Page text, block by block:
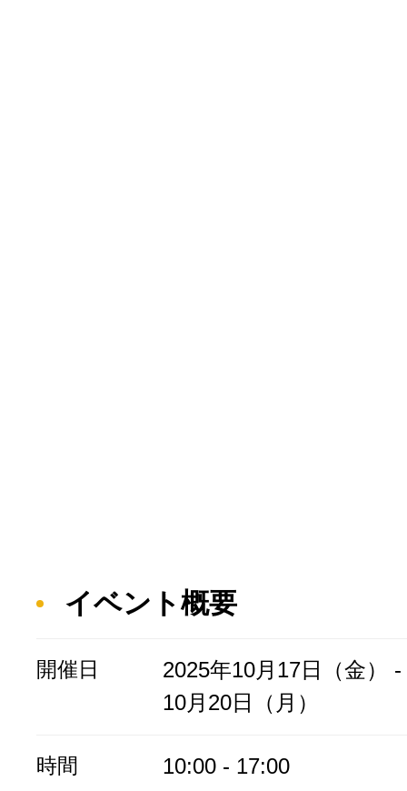
イベント概要
開催日
2025年10月17日（金）
10月20日（月）
時間 10:00 - 17:00